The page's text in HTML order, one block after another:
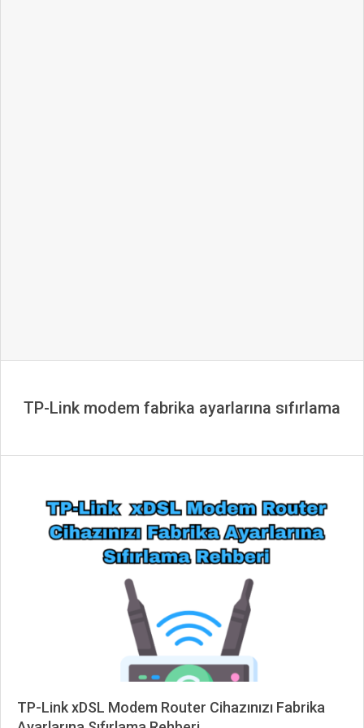
TP-Link modem fabrika ayarlarına sıfırlama
TP-Link xDSL Modem Router Cihazınızı Fabrika